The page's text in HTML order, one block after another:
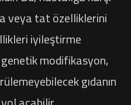
veya tat özelliklerini
iyileştirme
genetik modifikasyon,
gıdanın